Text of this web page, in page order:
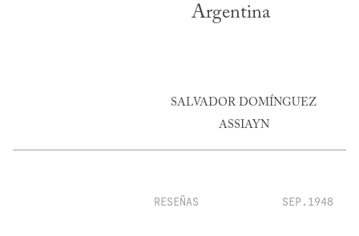
Argentina
SALVADOR DOMÍNGUEZ
ASSIAYN
RESEÑAS SEP.1948